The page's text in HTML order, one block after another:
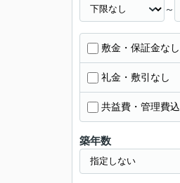
～
敷金・保証金なし
礼金・敷引なし
共益費・管理費
築年数